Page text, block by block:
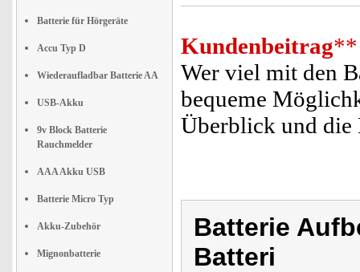
Batterie für Hörgeräte
Accu Typ D
Wiederaufladbar Batterie AA
USB-Akku
9v Block Batterie
Rauchmelder
AAA Akku USB
Batterie Micro Typ
Akku-Zubehör
Mignonbatterie
Kundenbeitrag**
Wer viel mit den
bequeme
Überblick und die
Batterie
Batteri